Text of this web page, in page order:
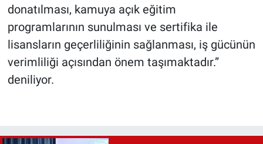
donatılması, kamuya açık eğitim
programlarının sunulması ve sertifika ile
lisansların geçerliliğinin sağlanması, iş gücünün
verimliliği açısından önem taşımaktadır.”
deniliyor.